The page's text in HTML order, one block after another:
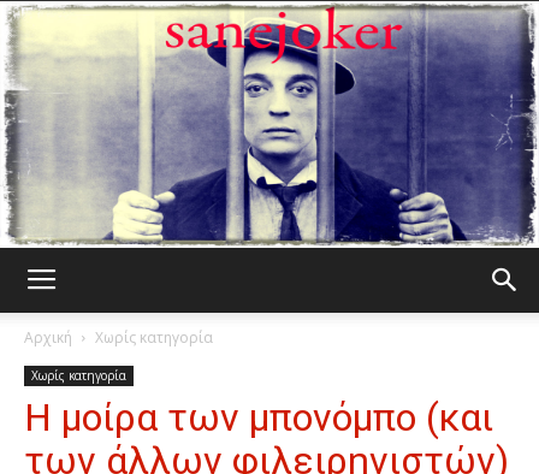
Αρχική Χωρίς κατηγορία
Χωρίς κατηγορία
Η μοίρα των μπονόμπο (και
των άλλων φιλειρηνιστών)